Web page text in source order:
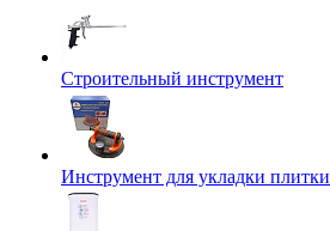
Строительный инструмент
Инструмент для укладки плитки